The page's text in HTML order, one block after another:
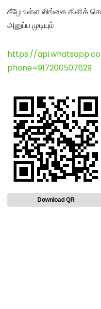
கீழே உள்ள லிங்கை கிளிக்
அனுப்ப முடியும்
https://
phone=917200507629
Download QR